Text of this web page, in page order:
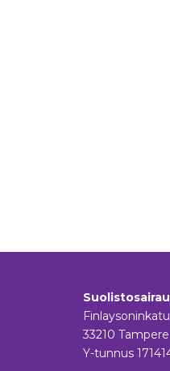
33210 Tampere
Y-tunnus